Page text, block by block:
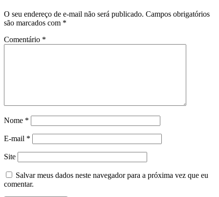
O seu endereço de e-mail não será publicado. Campos obrigatórios
são marcados com *
Comentário *
Nome *
E-mail *
Site
Salvar meus dados neste navegador para a próxima vez que eu
comentar.